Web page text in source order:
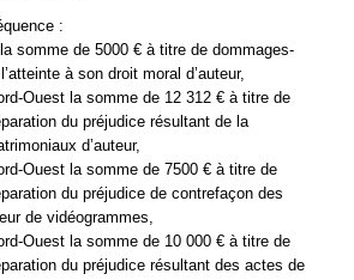
:
somme de 5000 € à titre de dommages-
à son droit moral d’auteur,
Ouest la somme de 12 312 € à titre de
du préjudice résultant de la
d’auteur,
Ouest la somme de 7500 € à titre de
du préjudice de contrefaçon des
de vidéogrammes,
Ouest la somme de 10 000 € à titre de
du préjudice résultant des actes de